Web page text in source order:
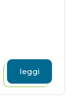
leggi